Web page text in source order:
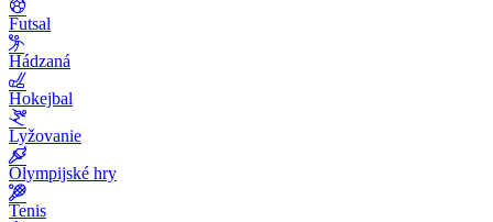
Futsal
Hádzaná
Hokejbal
Lyžovanie
Olympijské hry
Tenis